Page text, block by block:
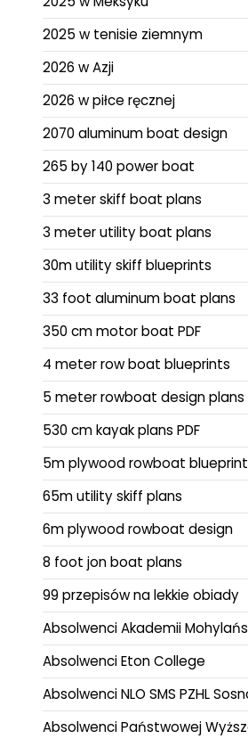
2025 w tenisie ziemnym
2026 w Azji
2026 w piłce ręcznej
2070 aluminum boat design
265 by 140 power boat
3 meter skiff boat plans
3 meter utility boat plans
30m utility skiff blueprints
33 foot aluminum boat plans
350 cm motor boat PDF
4 meter row boat blueprints
5 meter rowboat design plans
530 cm kayak plans PDF
5m plywood rowboat
65m utility skiff plans
6m plywood rowboat design
8 foot jon boat plans
99 przepisów na lekkie obiady
Absolwenci Akademii
Absolwenci Eton College
Absolwenci NLO SMS PZHL
Absolwenci Państwowej